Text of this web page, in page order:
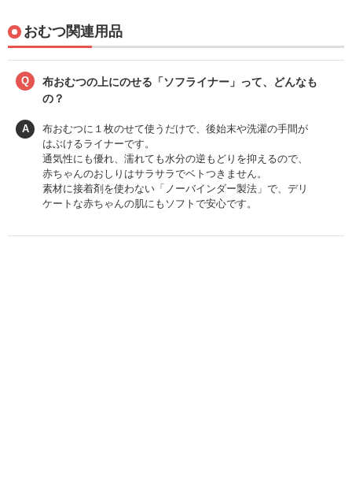
おむつ関連用品
Q
布おむつの上にのせる「ソフライナー」って、どんなも
の？
A
布おむつに１枚のせて使うだけで、後始末や洗濯の手間が
はぶけるライナーです。
通気性にも優れ、濡れても水分の逆もどりを抑えるので、
赤ちゃんのおしりはサラサラでベトつきません。
素材に接着剤を使わない「ノーバインダー製法」で、デリ
ケートな赤ちゃんの肌にもソフトで安心です。